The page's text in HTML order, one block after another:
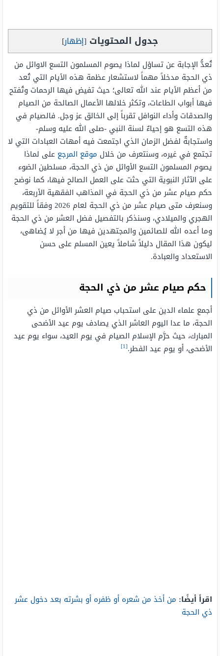
جدول المحتويات [إظهار]
تُعدُّ الإجابة عن تساؤل لماذا يصوم المسلمون التسع الاوائل من
ذي الحجة مدخلاً مهماً لاستشعار عظمة هذه الأيام التي تُعد
من أعظم الأيام عند الله تعالى؛ حيث تفيض فيها الرحمات وتُفتح
فيها أبواب الطاعات، وتكثر خلالها الأعمال الصالحة من الصيام
والصدقات وأداء النوافل تقرباً إلى الخالق عز وجل. فالصيام في
هذه التسع هو إحياءٌ لسنة النبي -صلى الله عليه وسلم-
واستجابةٌ لفضل الزمان الذي اجتمعت فيه أمهات العبادات التي لا
تجتمع في غيره، وسنتعرف من خلال موقع المرجع على لماذا
يصوم المسلمون التسع الأوائل من ذي الحجة، مسلطين الضوء
على الآثار النبوية التي حثت على العمل الصالح فيها، كما نوضح
حكم صيام عشر من ذي الحجة في المذاهب الفقهية الأربعة،
وسنعرف متى صيام عشر من ذي الحجة لعام 2026 وفقاً للتقويم
الهجري والميلادي، وسنذكر بالتفصيل فضل العشر من ذي الحجة
وما أعده الله للصائمين والمجتهدين فيها من أجر لا يُضاهى،
ليكون هذا المقال دليلاً شاملاً يعين المسلم على حسن
الاستعداد والعبادة.
حكم صيام عشر من ذي الحجة
أجمع علماء الدين على استحباب صيام العشر الأوائل من ذي
الحجة، ما عدا اليوم العاشر الذي يصادف يوم عيد الأضحى
المبارك، حيث حرَّم الإسلام الصيام في يوم العيد، سواء يوم عيد
الأضحى، أو يوم عيد الفطر.[1]
اقرأ أيضًا: من أخذ من شعره أو ظفره أو بشرته بعد دخول عشر
ذي الحجة